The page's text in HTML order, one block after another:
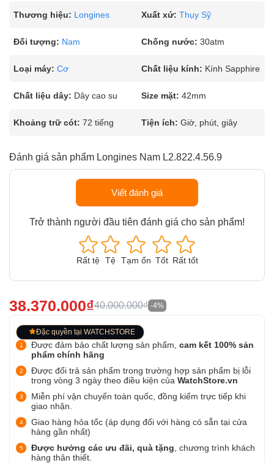
Thương hiệu: Longines Xuất xứ: Thụy Sỹ
Đối tượng: Nam Chống nước: 30atm
Loại máy: Cơ Chất liệu kính: Kính Sapphire
Chất liệu dây: Dây cao su Size mặt: 42mm
Khoảng trữ cót: 72 tiếng Tiện ích: Giờ, phút, giây
Đánh giá sản phẩm Longines Nam L2.822.4.56.9
Viết đánh giá
Trở thành người đầu tiên đánh giá cho sản phẩm!
Rất tệ Tệ Tạm ổn Tốt Rất tốt
38.370.000₫40.000.000₫ -4%
Đặc quyền tại WATCHSTORE
Được đảm bảo chất lượng sản phẩm, cam kết 100% sản
phẩm chính hãng
Được đổi trả sản phẩm trong trường hợp sản phẩm bị lỗi
trong vòng 3 ngày theo điều kiện của WatchStore.vn
Miễn phí vận chuyển toàn quốc, đồng kiểm trực tiếp khi
giao nhận.
Giao hàng hỏa tốc (áp dụng đối với hàng có sẵn tại cửa
hàng gần nhất)
Được hưởng các ưu đãi, quà tặng , chương trình khách
hàng thân thiết.